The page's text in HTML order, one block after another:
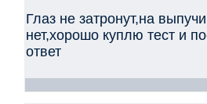
Глаз не затронут,на
нет,хорошо куплю тест и
ответ